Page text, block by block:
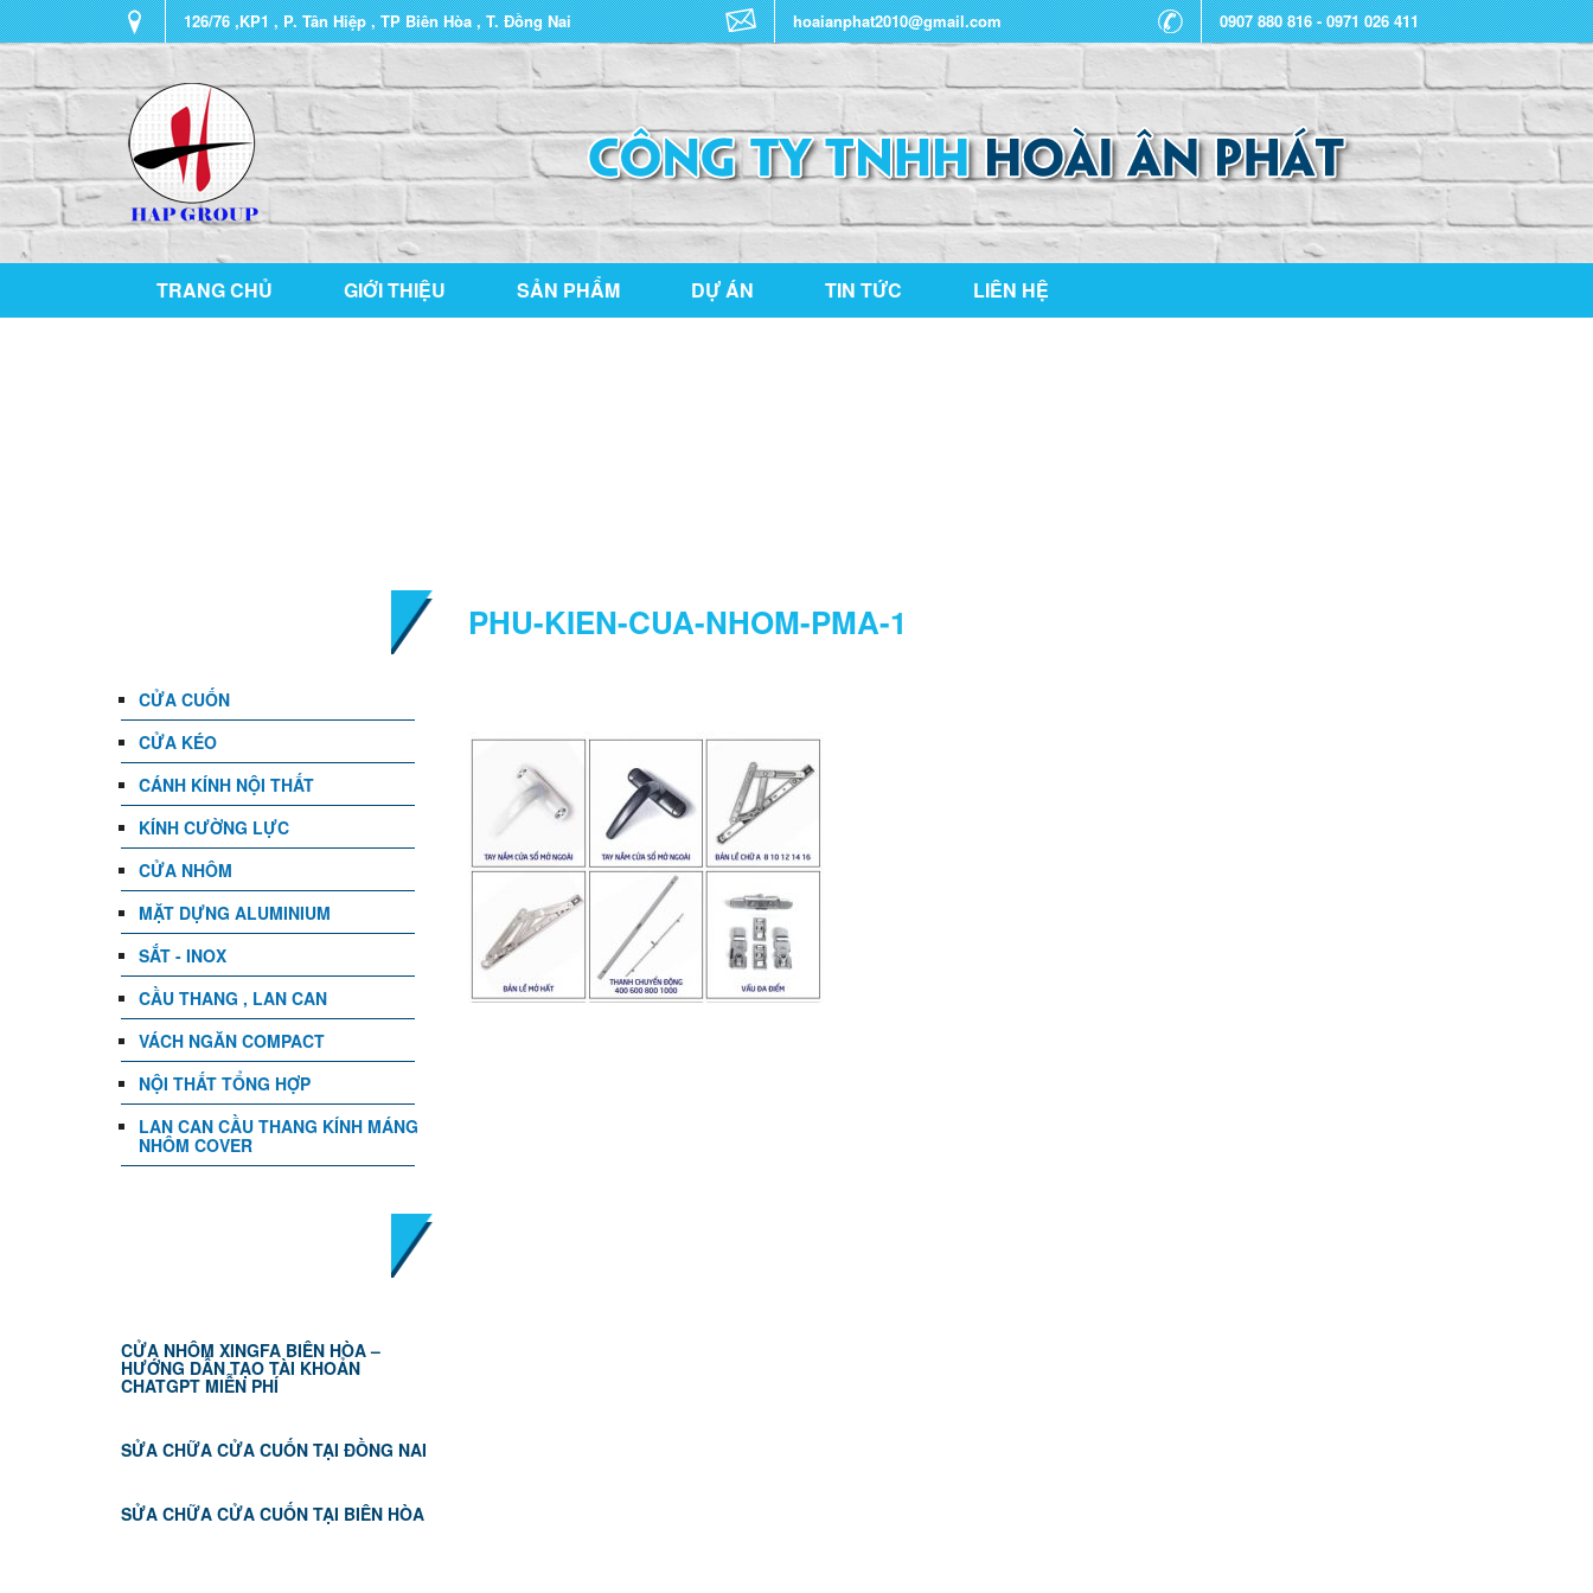
126/76 ,KP1 , P. Tân Hiệp , TP Biên Hòa , T. Đồng Nai hoaianphat2010@gmail.com 0907 880 816 - 0971 026 411
TRANG CHỦ GIỚI THIỆU SẢN PHẨM DỰ ÁN TIN TỨC LIÊN HỆ
PHU-KIEN-CUA-NHOM-PMA-1
CỬA CUỐN
CỬA KÉO
CÁNH KÍNH NỘI THẤT
KÍNH CƯỜNG LỰC
CỬA NHÔM
MẶT DỰNG ALUMINIUM
SẮT - INOX
CẦU THANG , LAN CAN
VÁCH NGĂN COMPACT
NỘI THẤT TỔNG HỢP
LAN CAN CẦU THANG KÍNH MÁNG
NHÔM COVER
CỬA NHÔM XINGFA BIÊN HÒA –
HƯỚNG DẪN TẠO TÀI KHOẢN
CHATGPT MIỄN PHÍ
SỬA CHỮA CỬA CUỐN TẠI ĐỒNG NAI
SỬA CHỮA CỬA CUỐN TẠI BIÊN HÒA